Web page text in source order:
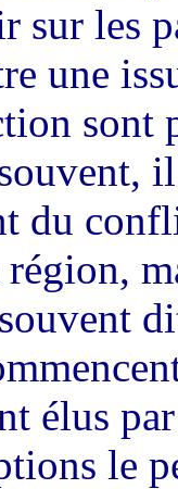
sur les
une
sont
du
région,
élus
le